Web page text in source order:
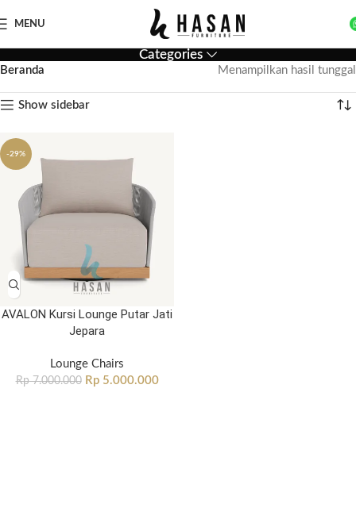
MENU
Categories
Beranda Menampilkan hasil tunggal
Show sidebar
-29%
AVALON Kursi Lounge Putar Jati
Jepara
Lounge Chairs
Rp7.000.000 Rp5.000.000